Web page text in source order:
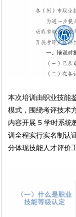
本次培训由职业技能
模式，围绕考评技术
内容开展 5 学时系统
训全程实行实名制认
分体现技能人才评价